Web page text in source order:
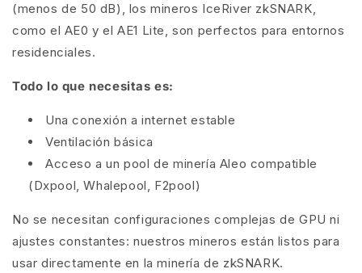
(menos de 50 dB), los mineros IceRiver zkSNARK,
como el AE0 y el AE1 Lite, son perfectos para entornos
residenciales.
Todo lo que necesitas es:
Una conexión a internet estable
Ventilación básica
Acceso a un pool de minería Aleo compatible
(Dxpool, Whalepool, F2pool)
No se necesitan configuraciones complejas de GPU ni
ajustes constantes: nuestros mineros están listos para
usar directamente en la minería de zkSNARK.